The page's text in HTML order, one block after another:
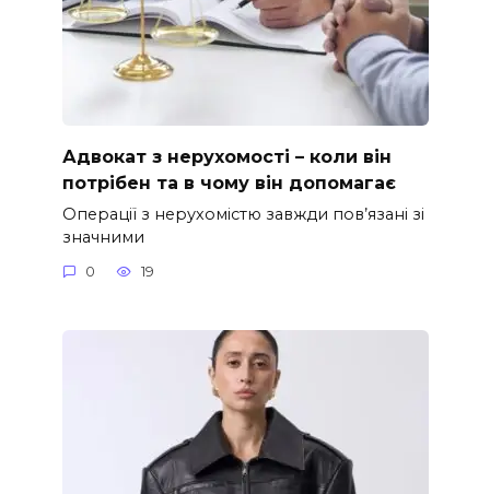
Адвокат з нерухомості – коли він
потрібен та в чому він допомагає
Операції з нерухомістю завжди пов’язані зі
значними
0 19